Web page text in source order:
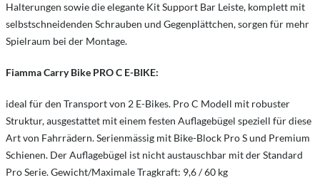
Halterungen sowie die elegante Kit Support Bar Leiste, komplett mit
selbstschneidenden Schrauben und Gegenplättchen, sorgen für mehr
Spielraum bei der Montage.
Fiamma Carry Bike PRO C E-BIKE:
ideal für den Transport von 2 E-Bikes. Pro C Modell mit robuster
Struktur, ausgestattet mit einem festen Auflagebügel speziell für diese
Art von Fahrrädern. Serienmässig mit Bike-Block Pro S und Premium
Schienen. Der Auflagebügel ist nicht austauschbar mit der Standard
Pro Serie. Gewicht/Maximale Tragkraft: 9,6 / 60 kg